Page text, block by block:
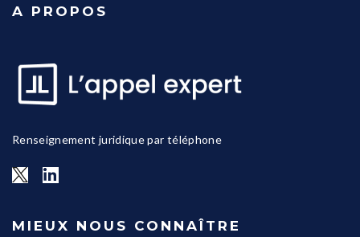
A PROPOS
Renseignement juridique par téléphone
MIEUX NOUS CONNAÎTRE